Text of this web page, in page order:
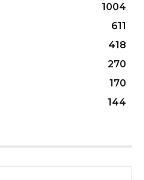
1004
611
418
270
170
144